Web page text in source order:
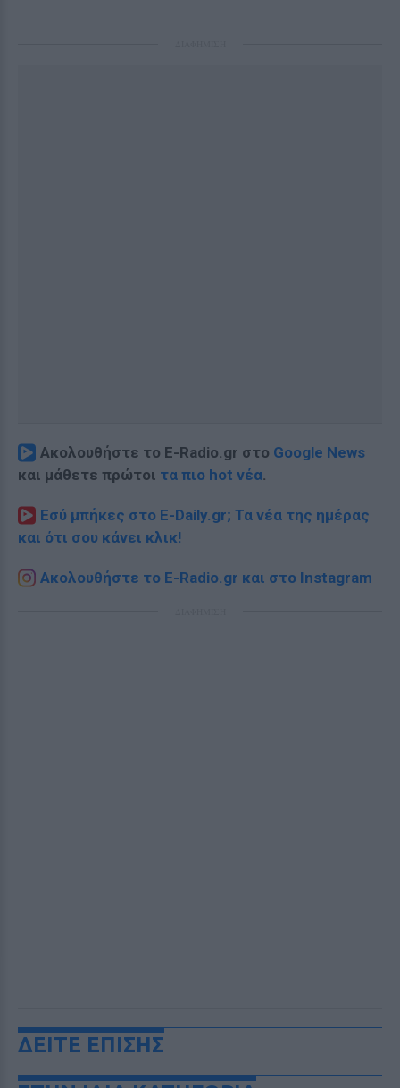
Ακολουθήστε το E-Radio.gr στο Google News
και μάθετε πρώτοι τα πιο hot νέα.
Εσύ μπήκες στο E-Daily.gr; Τα νέα της ημέρας
και ότι σου κάνει κλικ!
Ακολουθήστε το E-Radio.gr και στο Instagram
ΔΕΙΤΕ ΕΠΙΣΗΣ